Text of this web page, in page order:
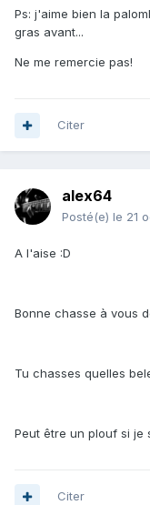
Ps: j'aime bien la
gras avant...
Ne me remercie pas!
Citer
alex64
Posté(e) le 21
A l'aise :D
Bonne chasse à vous
Tu chasses quelles
Peut être un plouf si je
Citer